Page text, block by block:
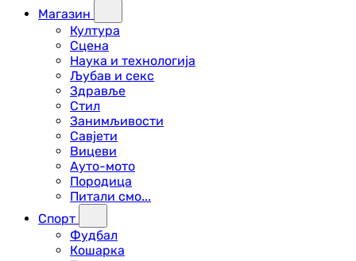
Магазин
Култура
Сцена
Наука и технологија
Љубав и секс
Здравље
Стил
Занимљивости
Савјети
Вицеви
Ауто-мото
Породица
Питали смо...
Спорт
Фудбал
Кошарка